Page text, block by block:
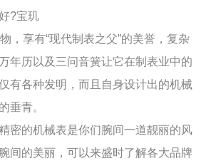
?宝玑
享有“现代制表之父”的美誉，复杂
年历以及三问音簧让它在制表业中的
有各种发明，而且自身设计出的机械
垂青。
的机械表是你们腕间一道靓丽的风
间的美丽，可以来盛时了解各大品牌